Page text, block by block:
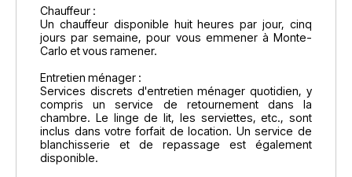
Chauffeur :
Un chauffeur disponible huit heures par jour, cinq
jours par semaine, pour vous emmener à Monte-
Carlo et vous ramener.
Entretien ménager :
Services discrets d'entretien ménager quotidien, y
compris un service de retournement dans la
chambre. Le linge de lit, les serviettes, etc., sont
inclus dans votre forfait de location. Un service de
blanchisserie et de repassage est également
disponible.